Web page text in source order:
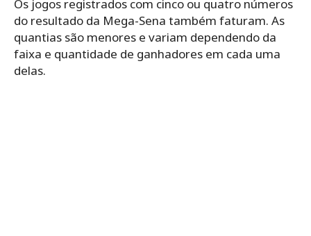
Os jogos registrados com cinco ou quatro números
do resultado da Mega-Sena também faturam. As
quantias são menores e variam dependendo da
faixa e quantidade de ganhadores em cada uma
delas.